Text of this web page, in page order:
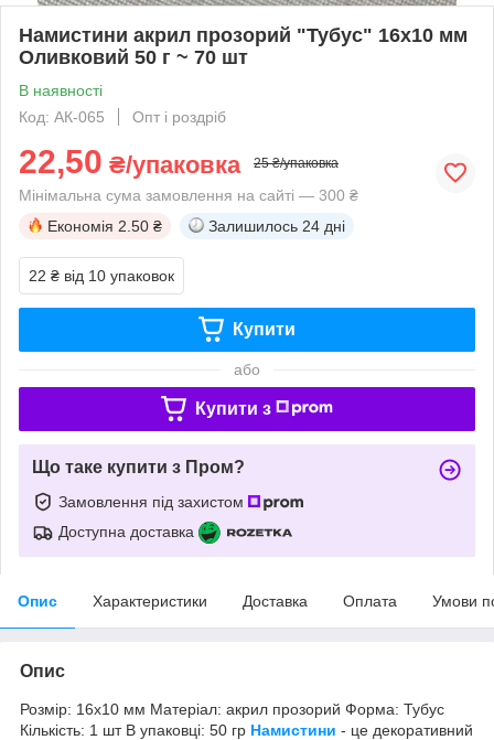
Намистини акрил прозорий "Тубус" 16х10 мм
Оливковий 50 г ~ 70 шт
В наявності
Код: АК-065
Опт і роздріб
22,50 ₴/упаковка 25 ₴/упаковка
Мінімальна сума замовлення на сайті — 300 ₴
Економія 2.50 ₴ Залишилось 24 дні
22 ₴ від 10 упаковок
Купити
або
Купити з
Що таке купити з Пром?
Замовлення під захистом
Доступна доставка
Опис Характеристики Доставка Оплата Умови
Опис
Розмір: 16х10 мм Матеріал: акрил прозорий Форма: Тубус
Кількість: 1 шт В упаковці: 50 гр Намистини - це декоративний